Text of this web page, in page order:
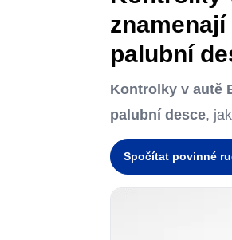
palubní
Kontrolky v autě
palubní desce,
Spočítat povinné